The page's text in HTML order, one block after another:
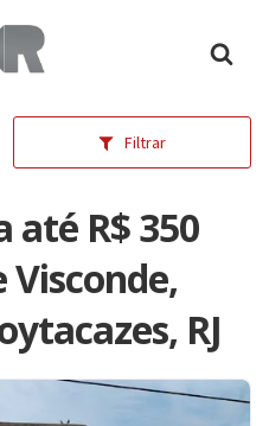
inicial
Filtrar
até R$ 350
RJ